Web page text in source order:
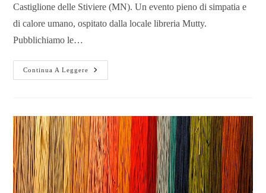
Castiglione delle Stiviere (MN). Un evento pieno di simpatia e
di calore umano, ospitato dalla locale libreria Mutty.
Pubblichiamo le…
Continua A Leggere